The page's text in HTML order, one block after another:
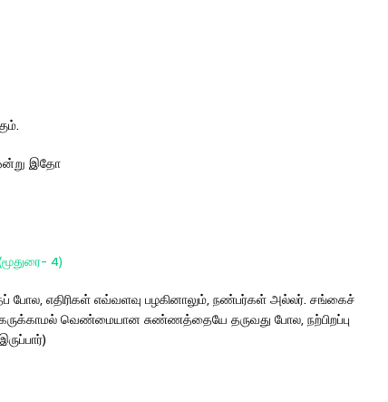
ஒன்று இதோ
4)
போல, எதிரிகள் எவ்வளவு பழகினாலும், நண்பர்கள் அல்லர். சங்கைச்
கருக்காமல் வெண்மையான சுண்ணத்தையே தருவது போல, நற்பிறப்பு